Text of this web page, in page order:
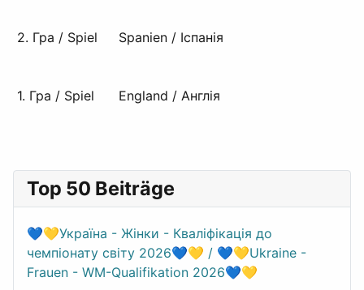
2. Гра / Spiel Spanien / Іспанія
1. Гра / Spiel England / Англія
Top 50 Beiträge
💙💛Україна - Жінки - Кваліфікація до
чемпіонату світу 2026💙💛 / 💙💛Ukraine -
Frauen - WM-Qualifikation 2026💙💛